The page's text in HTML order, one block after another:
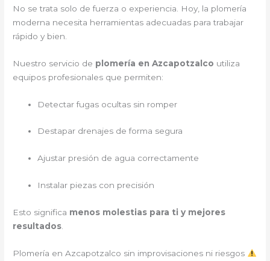
No se trata solo de fuerza o experiencia. Hoy, la plomería
moderna necesita herramientas adecuadas para trabajar
rápido y bien.
Nuestro servicio de plomería en Azcapotzalco utiliza
equipos profesionales que permiten:
Detectar fugas ocultas sin romper
Destapar drenajes de forma segura
Ajustar presión de agua correctamente
Instalar piezas con precisión
Esto significa menos molestias para ti y mejores
resultados
Plomería en Azcapotzalco sin improvisaciones ni riesgos